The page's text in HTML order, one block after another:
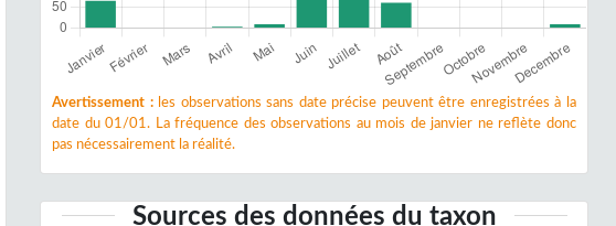
Avertissement :les observations sans date précise peuvent être enregistrées à la
date du 01/01. La fréquence des observations au mois de janvier ne reflète donc
pas nécessairement la réalité.
Sources des données du taxon